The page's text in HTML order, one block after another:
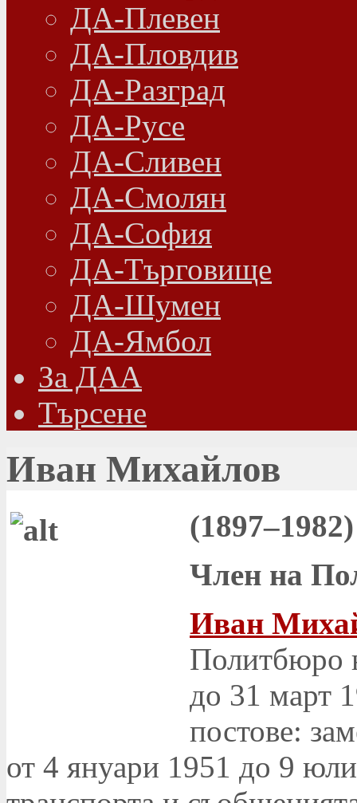
ДА-Плевен
ДА-Пловдив
ДА-Разград
ДА-Русе
ДА-Сливен
ДА-Смолян
ДА-София
ДА-Търговище
ДА-Шумен
ДА-Ямбол
Зa ДАА
Търсене
Иван Михайлов
(1897–1982)
Член на
Иван
Политбюро
до 31 март
постове:
от 4 януари 1951 до 9